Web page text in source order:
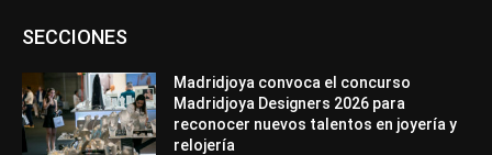
SECCIONESAsociaciones
Entrevistas
Opiniones
Premios Secciones
Madridjoya convoca el concurso
Madridjoya Designers 2026 para
reconocer nuevos talentos en joyería y
relojería